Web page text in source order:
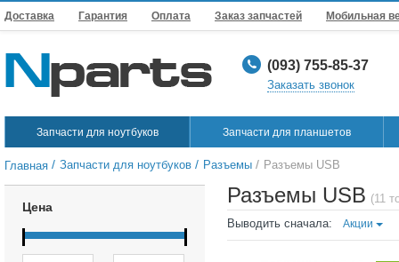
Доставка Гарантия Оплата Заказ запчастей Мобильная
(093) 755-85-37
Заказать звонок
Запчасти для ноутбуков Запчасти для планшетов
Главная / Запчасти для ноутбуков / Разъемы / Разъемы USB
Разъемы USB (11
Выводить сначала:
Акции
Цена